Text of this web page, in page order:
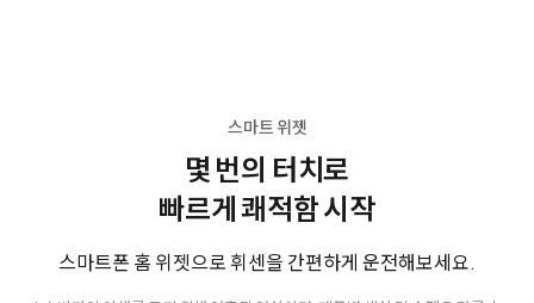
스마트 위젯
몇 번의 터치로
빠르게 쾌적함 시작
스마트폰 홈 위젯으로 휘센을 간편하게 운전해보세요.